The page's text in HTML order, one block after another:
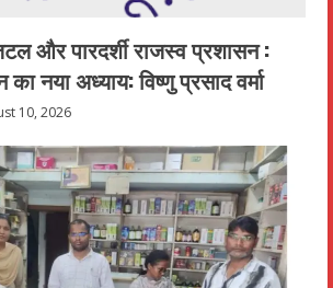
और पारदर्शी राजस्व प्रशासन :
नया अध्याय: विष्णु प्रसाद वर्मा
10, 2026